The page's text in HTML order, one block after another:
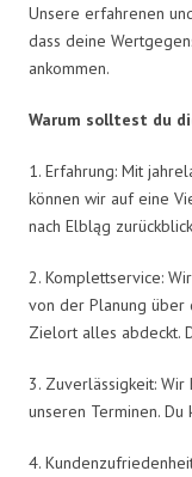
Unsere erfahrenen
dass deine
ankommen.
Warum solltest du
1. Erfahrung: Mit
können wir auf eine
nach Elbląg
2. Komplettservice:
von der Planung über
Zielort alles abdeckt.
3. Zuverlässigkeit:
unseren Terminen. Du
4.